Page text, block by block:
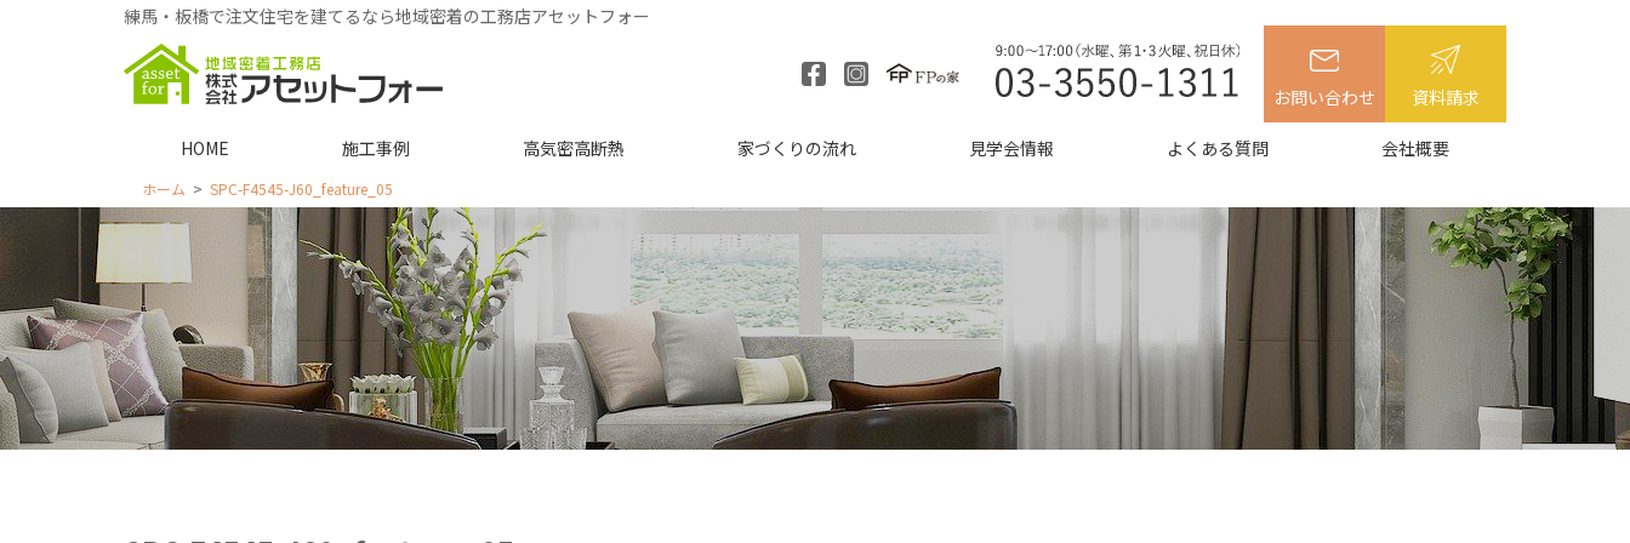
練馬・板橋で注文住宅を建てるなら地域密着の工務店アセットフォー
お問い合わせ 資料請求
HOME 施工事例 高気密高断熱 家づくりの流れ 見学会情報 よくある質問 会社概要
ホーム SPC-F4545-J60_feature_05